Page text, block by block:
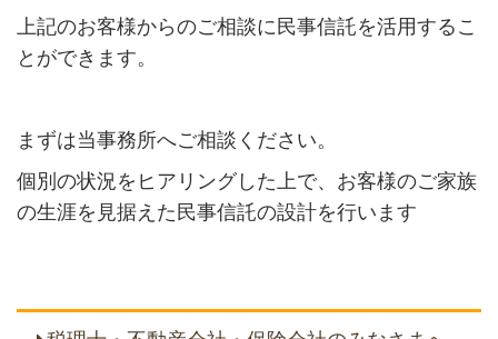
上記のお客様からのご相談に民事信託を活用するこ
とができます。
まずは当事務所へご相談ください。
個別の状況をヒアリングした上で、お客様のご家族
の生涯を見据えた民事信託の設計を行います